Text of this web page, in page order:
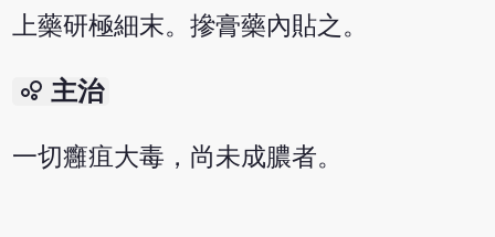
上藥研極細末。摻膏藥內貼之。
bubble_chart 主治
一切癰疽大毒，尚未成膿者。